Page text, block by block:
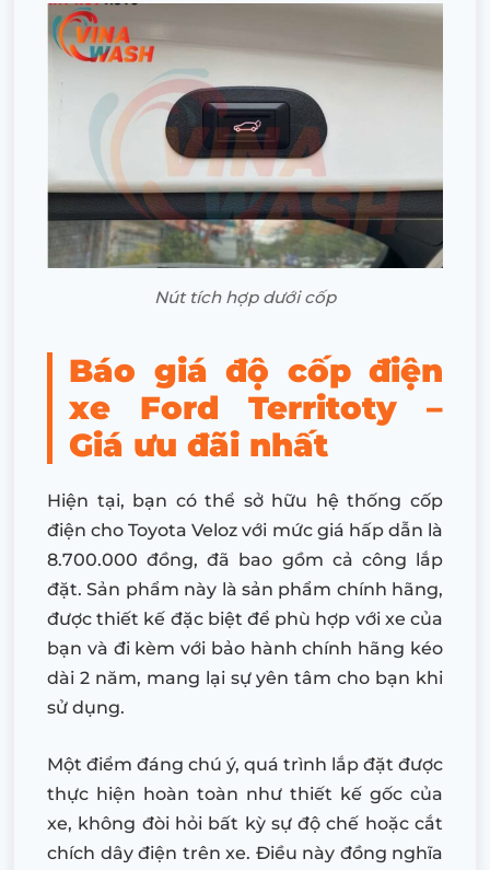
Nút tích hợp dưới cốp
Báo giá độ cốp điện
xe Ford Territoty –
Giá ưu đãi nhất
Hiện tại, bạn có thể sở hữu hệ thống cốp
điện cho Toyota Veloz với mức giá hấp dẫn là
8.700.000 đồng, đã bao gồm cả công lắp
đặt. Sản phẩm này là sản phẩm chính hãng,
được thiết kế đặc biệt để phù hợp với xe của
bạn và đi kèm với bảo hành chính hãng kéo
dài 2 năm, mang lại sự yên tâm cho bạn khi
sử dụng.
Một điểm đáng chú ý, quá trình lắp đặt được
thực hiện hoàn toàn như thiết kế gốc của
xe, không đòi hỏi bất kỳ sự độ chế hoặc cắt
chích dây điện trên xe. Điều này đồng nghĩa